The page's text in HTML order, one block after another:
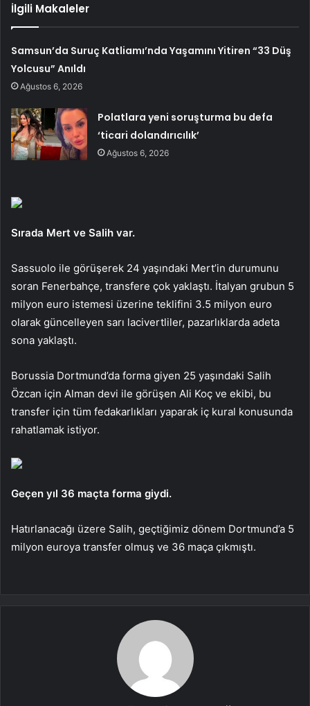
İlgili Makaleler
Samsun’da Suruç Katliamı’nda Yaşamını Yitiren “33 Düş
Yolcusu” Anıldı
Ağustos 6, 2026
Polatlara yeni soruşturma bu defa
‘ticari dolandırıcılık’
Ağustos 6, 2026
Sırada Mert ve Salih var.
Sassuolo ile görüşerek 24 yaşındaki Mert’in durumunu
soran Fenerbahçe, transfere çok yaklaştı. İtalyan grubun 5
milyon euro istemesi üzerine teklifini 3.5 milyon euro
olarak güncelleyen sarı lacivertliler, pazarlıklarda adeta
sona yaklaştı.
Borussia Dortmund’da forma giyen 25 yaşındaki Salih
Özcan için Alman devi ile görüşen Ali Koç ve ekibi, bu
transfer için tüm fedakarlıkları yaparak iç kural konusunda
rahatlamak istiyor.
Geçen yıl 36 maçta forma giydi.
Hatırlanacağı üzere Salih, geçtiğimiz dönem Dortmund’a 5
milyon euroya transfer olmuş ve 36 maça çıkmıştı.